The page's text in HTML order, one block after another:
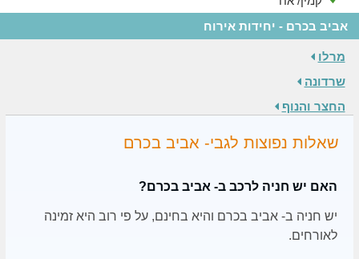
אביב בכרם - יחידות אירוח
מרלו
שרדונה
החצר והנוף
שאלות נפוצות לגבי- אביב בכרם
האם יש חניה לרכב ב- אביב בכרם?
יש חניה ב- אביב בכרם והיא בחינם, על פי רוב היא זמינה
לאורחים.